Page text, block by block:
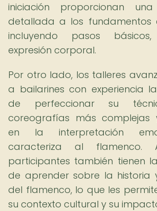
iniciación proporcionan una
detallada a los fundamentos
incluyendo pasos
expresión corporal.
Por otro lado, los talleres
a bailarines con experiencia
de perfeccionar su
coreografías más complejas
en la interpretación
caracteriza al flamenco.
participantes también tienen
de aprender sobre la historia
del flamenco, lo que les
su contexto cultural y su